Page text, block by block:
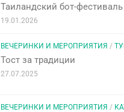
Таиландский бот-фестиваль
19.01.2026
ВЕЧЕРИНКИ И МЕРОПРИЯТИЯ /
Тост за традиции
27.07.2025
ВЕЧЕРИНКИ И МЕРОПРИЯТИЯ /